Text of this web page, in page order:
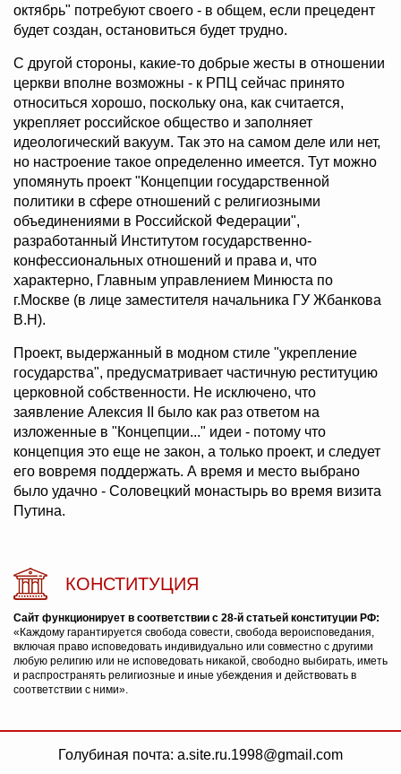
октябрь" потребуют своего - в общем, если прецедент
будет создан, остановиться будет трудно.
С другой стороны, какие-то добрые жесты в отношении
церкви вполне возможны - к РПЦ сейчас принято
относиться хорошо, поскольку она, как считается,
укрепляет российское общество и заполняет
идеологический вакуум. Так это на самом деле или нет,
но настроение такое определенно имеется. Тут можно
упомянуть проект "Концепции государственной
политики в сфере отношений с религиозными
объединениями в Российской Федерации",
разработанный Институтом государственно-
конфессиональных отношений и права и, что
характерно, Главным управлением Минюста по
г.Москве (в лице заместителя начальника ГУ Жбанкова
В.Н).
Проект, выдержанный в модном стиле "укрепление
государства", предусматривает частичную реституцию
церковной собственности. Не исключено, что
заявление Алексия II было как раз ответом на
изложенные в "Концепции..." идеи - потому что
концепция это еще не закон, а только проект, и следует
его вовремя поддержать. А время и место выбрано
было удачно - Соловецкий монастырь во время визита
Путина.
КОНСТИТУЦИЯ
Сайт функционирует в соответствии с 28-й статьей конституции РФ:
«Каждому гарантируется свобода совести, свобода вероисповедания,
включая право исповедовать индивидуально или совместно с другими
любую религию или не исповедовать никакой, свободно выбирать, иметь
и распространять религиозные и иные убеждения и действовать в
соответствии с ними».
Голубиная почта: a.site.ru.1998@gmail.com